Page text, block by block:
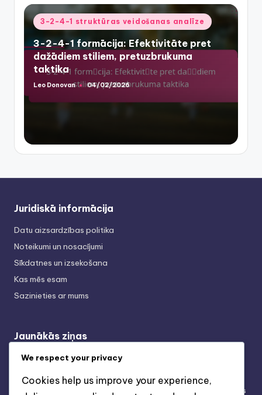
Posted
in
3-2-4-1 struktūras veidošanas analīze
3-2-4-1 formācija: Efektivitāte pret
dažādiem stiliem, pretuzbrukuma
taktika
Posted
Leo Donovan 04/02/2026
Juridiskā informācija
Datu aizsardzības politika
Noteikumi un nosacījumi
Sīkdatnes un izsekošana
Kas mēs esam
Sazinieties ar mums
Jaunākās ziņas
3-2-4-1 Taktiskā dinamika: Lomu izpratne,
3-2-4-1 taktika: pretinieka vājumu izmantošana, spēles
We respect your privacy
Cookies help us improve your experience,